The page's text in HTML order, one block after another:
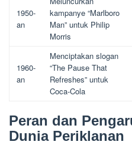
1950-
an
kampanye “Marlboro
Man” untuk Philip
Morris
1960-
an
Menciptakan slogan
“The Pause That
Refreshes” untuk
Coca-Cola
Peran dan
Dunia Periklanan